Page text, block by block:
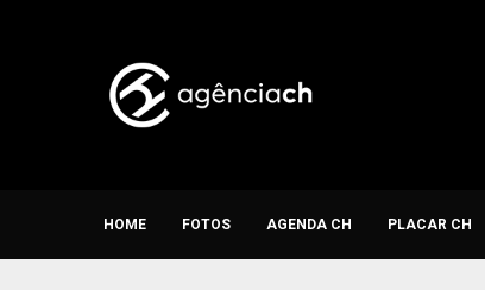
HOME FOTOS AGENDA CH PLACAR CH